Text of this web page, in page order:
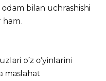
bilan uchrashishi
ham.
o’z o’yinlarini
maslahat